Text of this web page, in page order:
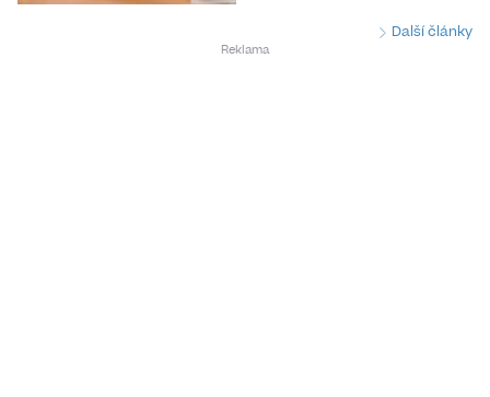
Další články